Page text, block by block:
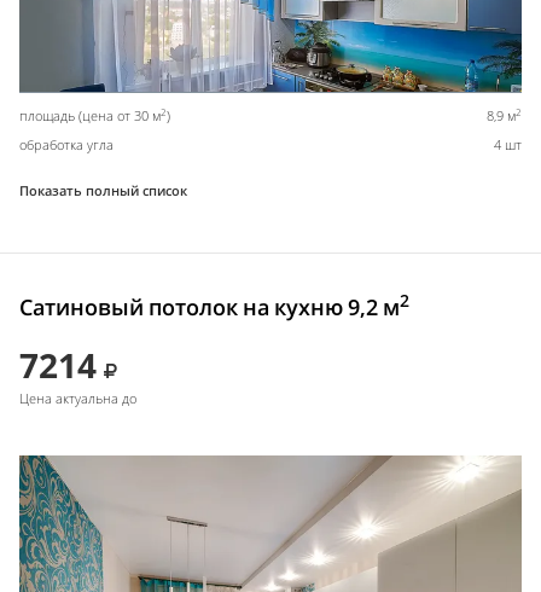
площадь (цена от 30 м2) 8,9 м2
обработка угла 4 шт
Показать полный список
Сатиновый потолок на кухню 9,2 м2
7214
Цена актуальна до